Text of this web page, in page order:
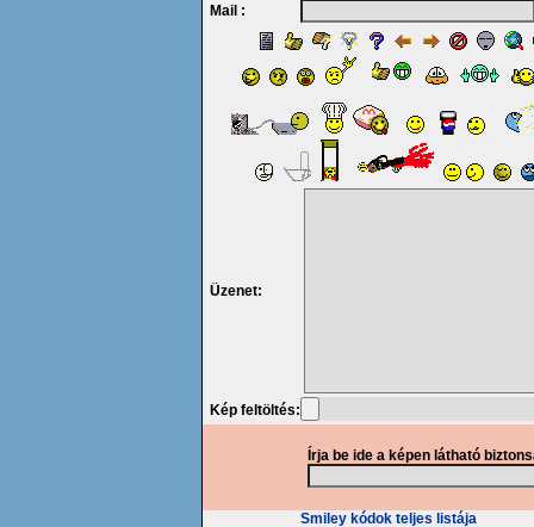
Mail :
Üzenet:
Kép feltöltés:
Írja be ide a képen látható
Smiley kódok teljes listája